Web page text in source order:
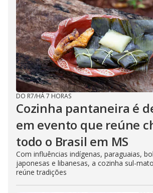
DO R7/HÁ 7 HORAS
Cozinha pantaneira é
em evento que reúne
todo o Brasil em MS
Com influências indígenas, paraguaias,
japonesas e libanesas, a cozinha sul-
reúne tradições